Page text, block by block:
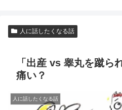
人に話したくなる話
「出産 vs 睾丸を蹴ら
痛い？
人に話したくなる話